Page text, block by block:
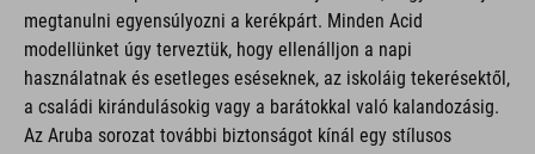
modellünket úgy terveztük, hogy ellenálljon a napi
használatnak és esetleges eséseknek, az iskoláig tekerésektől,
a családi kirándulásokig vagy a barátokkal való kalandozásig.
Az Aruba sorozat további biztonságot kínál egy stílusos
csomagban. A Reaction Kids és az Elite Rookie modellek az